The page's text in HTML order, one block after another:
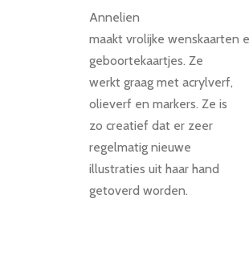
Annelien
maakt vrolijke wenskaarten
geboortekaartjes. Ze
werkt graag met acrylverf,
olieverf en markers. Ze is
zo creatief dat er zeer
regelmatig nieuwe
illustraties uit haar hand
getoverd worden.